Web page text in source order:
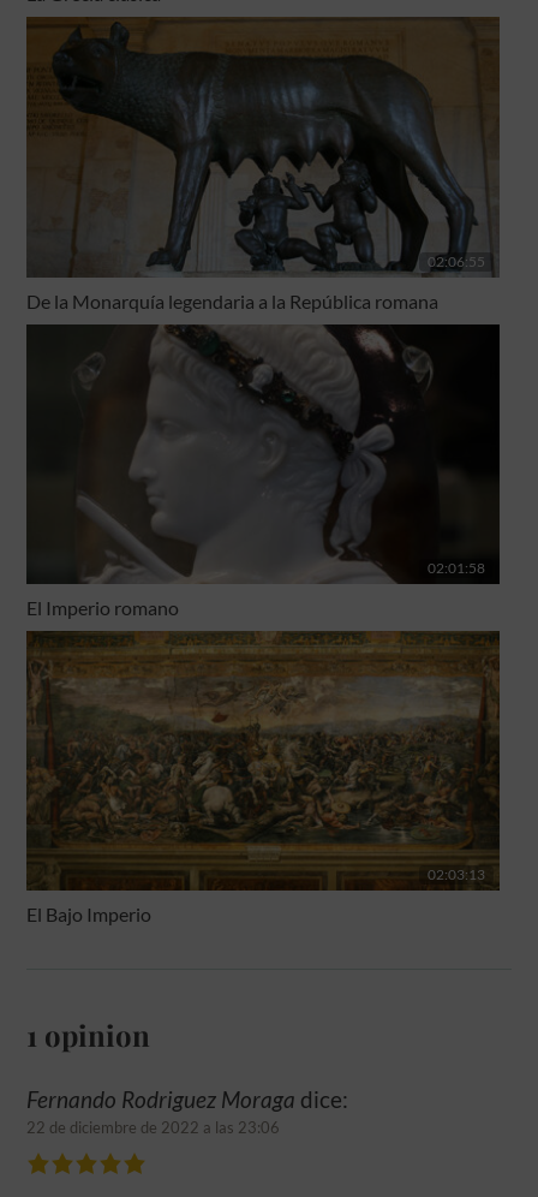
02:06:55
De la Monarquía legendaria a la República romana
02:01:58
El Imperio romano
02:03:13
El Bajo Imperio
1 opinion
Fernando Rodriguez Moraga dice:
22 de diciembre de 2022 a las 23:06